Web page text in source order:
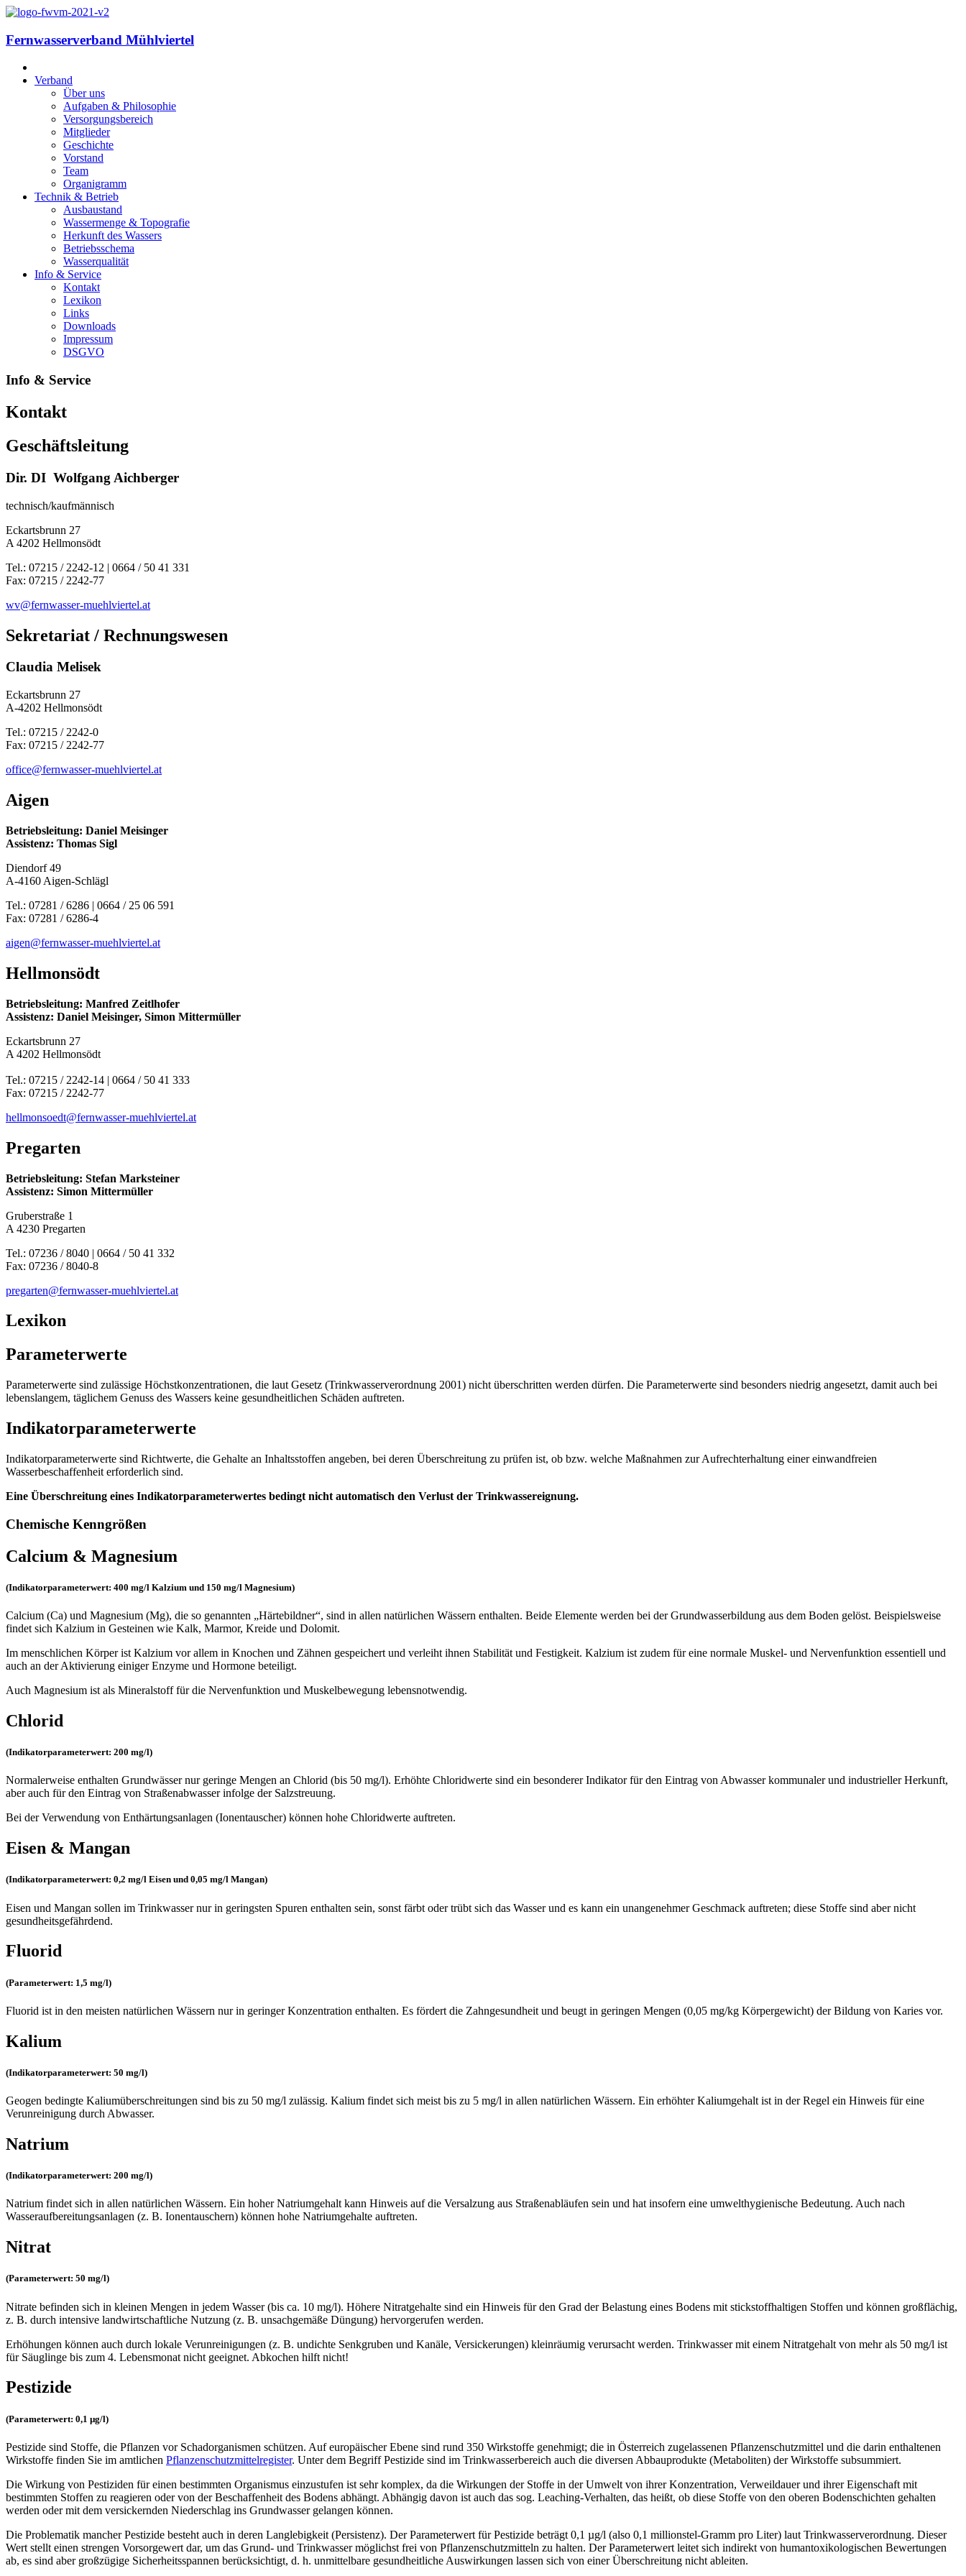
Fernwasserverband Mühlviertel
Verband
Über uns
Aufgaben & Philosophie
Versorgungsbereich
Mitglieder
Geschichte
Vorstand
Team
Organigramm
Technik & Betrieb
Ausbaustand
Wassermenge & Topografie
Herkunft des Wassers
Betriebsschema
Wasserqualität
Info & Service
Kontakt
Lexikon
Links
Downloads
Impressum
DSGVO
Info & Service
Kontakt
Geschäftsleitung
Dir. DI Wolfgang Aichberger
technisch/kaufmännisch
Eckartsbrunn 27
A 4202 Hellmonsödt
Tel.: 07215 / 2242-12 | 0664 / 50 41 331
Fax: 07215 / 2242-77
wv@fernwasser-muehlviertel.at
Sekretariat / Rechnungswesen
Claudia Melisek
Eckartsbrunn 27
A-4202 Hellmonsödt
Tel.: 07215 / 2242-0
Fax: 07215 / 2242-77
office@fernwasser-muehlviertel.at
Aigen
Betriebsleitung: Daniel Meisinger
Assistenz: Thomas Sigl
Diendorf 49
A-4160 Aigen-Schlägl
Tel.: 07281 / 6286 | 0664 / 25 06 591
Fax: 07281 / 6286-4
aigen@fernwasser-muehlviertel.at
Hellmonsödt
Betriebsleitung: Manfred Zeitlhofer
Assistenz: Daniel Meisinger, Simon Mittermüller
Eckartsbrunn 27
A 4202 Hellmonsödt
Tel.: 07215 / 2242-14 | 0664 / 50 41 333
Fax: 07215 / 2242-77
hellmonsoedt@fernwasser-muehlviertel.at
Pregarten
Betriebsleitung: Stefan Marksteiner
Assistenz: Simon Mittermüller
Gruberstraße 1
A 4230 Pregarten
Tel.: 07236 / 8040 | 0664 / 50 41 332
Fax: 07236 / 8040-8
pregarten@fernwasser-muehlviertel.at
Lexikon
Parameterwerte
Parameterwerte sind zulässige Höchstkonzentrationen, die laut Gesetz (Trinkwasserverordnung 2001) nicht überschritten werden dürfen. Die Parameterwerte sind besonders niedrig angesetzt, damit auch bei
lebenslangem, täglichem Genuss des Wassers keine gesundheitlichen Schäden auftreten.
Indikatorparameterwerte
Indikatorparameterwerte sind Richtwerte, die Gehalte an Inhaltsstoffen angeben, bei deren Überschreitung zu prüfen ist, ob bzw. welche Maßnahmen zur Aufrechterhaltung einer einwandfreien
Wasserbeschaffenheit erforderlich sind.
Eine Überschreitung eines Indikatorparameterwertes bedingt nicht automatisch den Verlust der Trinkwassereignung.
Chemische Kenngrößen
Calcium & Magnesium
(Indikatorparameterwert: 400 mg/l Kalzium und 150 mg/l Magnesium)
Calcium (Ca) und Magnesium (Mg), die so genannten „Härtebildner“, sind in allen natürlichen Wässern enthalten. Beide Elemente werden bei der Grundwasserbildung aus dem Boden gelöst. Beispielsweise
findet sich Kalzium in Gesteinen wie Kalk, Marmor, Kreide und Dolomit.
Im menschlichen Körper ist Kalzium vor allem in Knochen und Zähnen gespeichert und verleiht ihnen Stabilität und Festigkeit. Kalzium ist zudem für eine normale Muskel- und Nervenfunktion essentiell und
auch an der Aktivierung einiger Enzyme und Hormone beteiligt.
Auch Magnesium ist als Mineralstoff für die Nervenfunktion und Muskelbewegung lebensnotwendig.
Chlorid
(Indikatorparameterwert: 200 mg/l)
Normalerweise enthalten Grundwässer nur geringe Mengen an Chlorid (bis 50 mg/l). Erhöhte Chloridwerte sind ein besonderer Indikator für den Eintrag von Abwasser kommunaler und industrieller Herkunft,
aber auch für den Eintrag von Straßenabwasser infolge der Salzstreuung.
Bei der Verwendung von Enthärtungsanlagen (Ionentauscher) können hohe Chloridwerte auftreten.
Eisen & Mangan
(Indikatorparameterwert: 0,2 mg/l Eisen und 0,05 mg/l Mangan)
Eisen und Mangan sollen im Trinkwasser nur in geringsten Spuren enthalten sein, sonst färbt oder trübt sich das Wasser und es kann ein unangenehmer Geschmack auftreten; diese Stoffe sind aber nicht
gesundheitsgefährdend.
Fluorid
(Parameterwert: 1,5 mg/l)
Fluorid ist in den meisten natürlichen Wässern nur in geringer Konzentration enthalten. Es fördert die Zahngesundheit und beugt in geringen Mengen (0,05 mg/kg Körpergewicht) der Bildung von Karies vor.
Kalium
(Indikatorparameterwert: 50 mg/l)
Geogen bedingte Kaliumüberschreitungen sind bis zu 50 mg/l zulässig. Kalium findet sich meist bis zu 5 mg/l in allen natürlichen Wässern. Ein erhöhter Kaliumgehalt ist in der Regel ein Hinweis für eine
Verunreinigung durch Abwasser.
Natrium
(Indikatorparameterwert: 200 mg/l)
Natrium findet sich in allen natürlichen Wässern. Ein hoher Natriumgehalt kann Hinweis auf die Versalzung aus Straßenabläufen sein und hat insofern eine umwelthygienische Bedeutung. Auch nach
Wasseraufbereitungsanlagen (z. B. Ionentauschern) können hohe Natriumgehalte auftreten.
Nitrat
(Parameterwert: 50 mg/l)
Nitrate befinden sich in kleinen Mengen in jedem Wasser (bis ca. 10 mg/l). Höhere Nitratgehalte sind ein Hinweis für den Grad der Belastung eines Bodens mit stickstoffhaltigen Stoffen und können großflächig,
z. B. durch intensive landwirtschaftliche Nutzung (z. B. unsachgemäße Düngung) hervorgerufen werden.
Erhöhungen können auch durch lokale Verunreinigungen (z. B. undichte Senkgruben und Kanäle, Versickerungen) kleinräumig verursacht werden. Trinkwasser mit einem Nitratgehalt von mehr als 50 mg/l ist
für Säuglinge bis zum 4. Lebensmonat nicht geeignet. Abkochen hilft nicht!
Pestizide
(Parameterwert: 0,1 µg/l)
Pestizide sind Stoffe, die Pflanzen vor Schadorganismen schützen. Auf europäischer Ebene sind rund 350 Wirkstoffe genehmigt; die in Österreich zugelassenen Pflanzenschutzmittel und die darin enthaltenen
Wirkstoffe finden Sie im amtlichen Pflanzenschutzmittelregister. Unter dem Begriff Pestizide sind im Trinkwasserbereich auch die diversen Abbauprodukte (Metaboliten) der Wirkstoffe subsummiert.
Die Wirkung von Pestiziden für einen bestimmten Organismus einzustufen ist sehr komplex, da die Wirkungen der Stoffe in der Umwelt von ihrer Konzentration, Verweildauer und ihrer Eigenschaft mit
bestimmten Stoffen zu reagieren oder von der Beschaffenheit des Bodens abhängt. Abhängig davon ist auch das sog. Leaching-Verhalten, das heißt, ob diese Stoffe von den oberen Bodenschichten gehalten
werden oder mit dem versickernden Niederschlag ins Grundwasser gelangen können.
Die Problematik mancher Pestizide besteht auch in deren Langlebigkeit (Persistenz). Der Parameterwert für Pestizide beträgt 0,1 µg/l (also 0,1 millionstel-Gramm pro Liter) laut Trinkwasserverordnung. Dieser
Wert stellt einen strengen Vorsorgewert dar, um das Grund- und Trinkwasser möglichst frei von Pflanzenschutzmitteln zu halten. Der Parameterwert leitet sich indirekt von humantoxikologischen Bewertungen
ab, es sind aber großzügige Sicherheitsspannen berücksichtigt, d. h. unmittelbare gesundheitliche Auswirkungen lassen sich von einer Überschreitung nicht ableiten.